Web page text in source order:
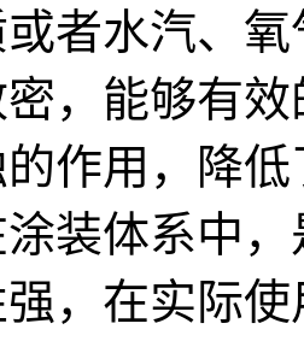
者水汽、
，能够有
作用，降
装体系中
，在实际